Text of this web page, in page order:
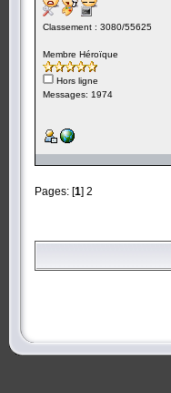
Classement : 3080/55625
Membre Héroïque
Hors ligne
Messages: 1974
Pages: [1] 2